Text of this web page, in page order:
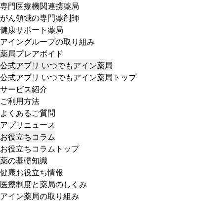
専門医療機関連携薬局
がん領域の専門薬剤師
健康サポート薬局
アイングループの取り組み
薬局プレアボイド
公式アプリ いつでもアイン薬局
公式アプリ いつでもアイン薬局トップ
サービス紹介
ご利用方法
よくあるご質問
アプリニュース
お役立ちコラム
お役立ちコラムトップ
薬の基礎知識
健康お役立ち情報
医療制度と薬局のしくみ
アイン薬局の取り組み